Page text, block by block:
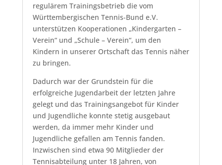
regulärem Trainingsbetrieb die vom
Württembergischen Tennis-Bund e.V.
unterstützen Kooperationen „Kindergarten –
Verein“ und „Schule – Verein“, um den
Kindern in unserer Ortschaft das Tennis näher
zu bringen.
Dadurch war der Grundstein für die
erfolgreiche Jugendarbeit der letzten Jahre
gelegt und das Trainingsangebot für Kinder
und Jugendliche konnte stetig ausgebaut
werden, da immer mehr Kinder und
Jugendliche gefallen am Tennis fanden.
Inzwischen sind etwa 90 Mitglieder der
Tennisabteilung unter 18 Jahren, von